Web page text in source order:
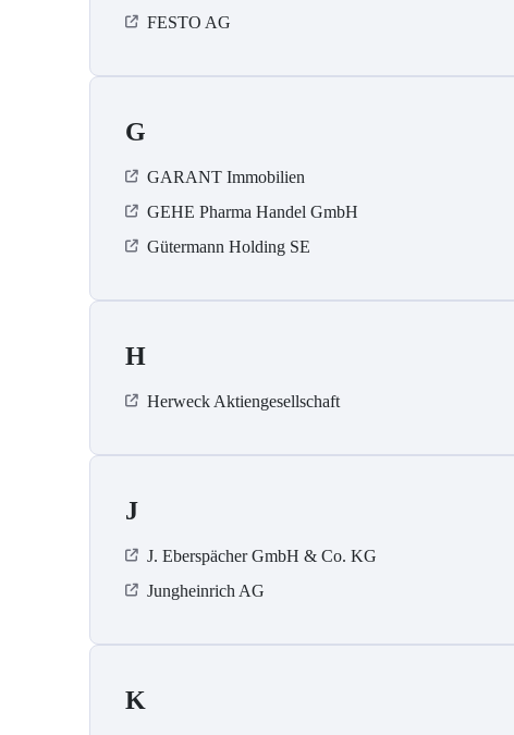
FESTO AG
G
GARANT Immobilien
GEHE Pharma Handel GmbH
Gütermann Holding SE
H
Herweck Aktiengesellschaft
J
J. Eberspächer GmbH & Co. KG
Jungheinrich AG
K